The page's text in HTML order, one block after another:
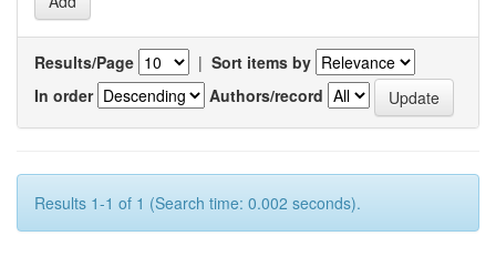
Results/Page | Sort items by
In order
Authors/record
Results 1-1 of 1 (Search time: 0.002 seconds).